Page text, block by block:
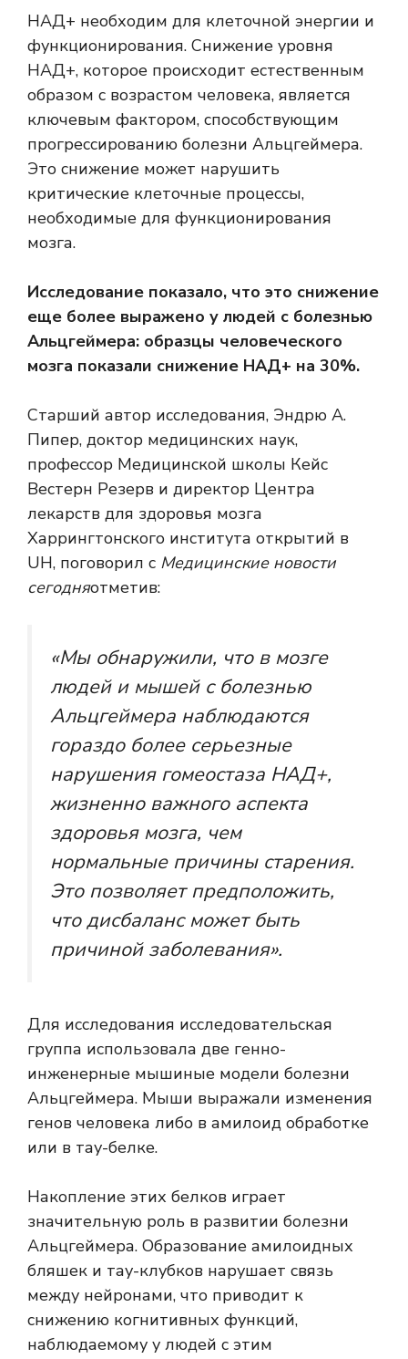
НАД+ необходим для клеточной энергии и
функционирования. Снижение уровня
НАД+, которое происходит естественным
образом с возрастом человека, является
ключевым фактором, способствующим
прогрессированию болезни Альцгеймера.
Это снижение может нарушить
критические клеточные процессы,
необходимые для функционирования
мозга.
Исследование показало, что это снижение
еще более выражено у людей с болезнью
Альцгеймера: образцы человеческого
мозга показали снижение НАД+ на 30%.
Старший автор исследования, Эндрю А.
Пипер, доктор медицинских наук,
профессор Медицинской школы Кейс
Вестерн Резерв и директор Центра
лекарств для здоровья мозга
Харрингтонского института открытий в
UH, поговорил с Медицинские новости
сегодняотметив:
«Мы обнаружили, что в мозге
людей и мышей с болезнью
Альцгеймера наблюдаются
гораздо более серьезные
нарушения гомеостаза НАД+,
жизненно важного аспекта
здоровья мозга, чем
нормальные причины старения.
Это позволяет предположить,
что дисбаланс может быть
причиной заболевания».
Для исследования исследовательская
группа использовала две генно-
инженерные мышиные модели болезни
Альцгеймера. Мыши выражали изменения
генов человека либо в амилоид обработке
или в тау-белке.
Накопление этих белков играет
значительную роль в развитии болезни
Альцгеймера. Образование амилоидных
бляшек и тау-клубков нарушает связь
между нейронами, что приводит к
снижению когнитивных функций,
наблюдаемому у людей с этим